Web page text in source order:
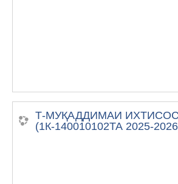
Т-МУҚАДДИМАИ ИХТИСОС
(1К-140010102ТА 2025-